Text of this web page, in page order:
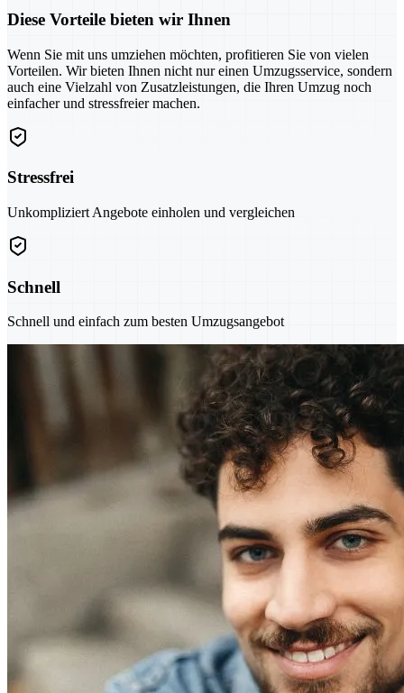
Diese Vorteile bieten wir Ihnen
Wenn Sie mit uns umziehen möchten, profitieren Sie von vielen
Vorteilen. Wir bieten Ihnen nicht nur einen Umzugsservice, sondern
auch eine Vielzahl von Zusatzleistungen, die Ihren Umzug noch
einfacher und stressfreier machen.
Stressfrei
Unkompliziert Angebote einholen und vergleichen
Schnell
Schnell und einfach zum besten Umzugsangebot